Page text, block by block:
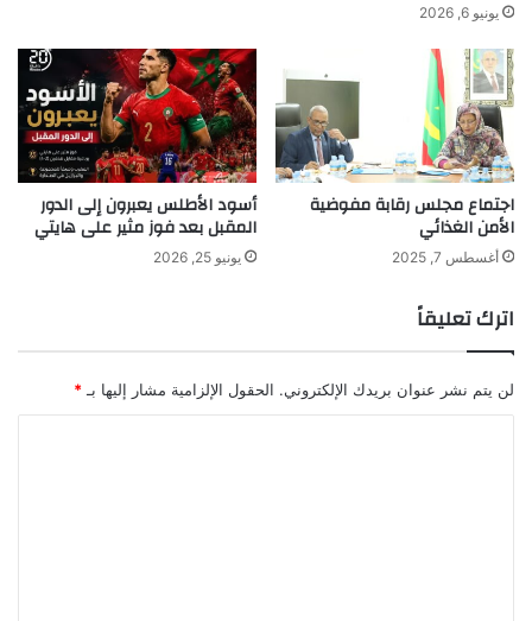
يونيو 6, 2026
اجتماع مجلس رقابة مفوضية
الأمن الغذائي
أغسطس 7, 2025
أسود الأطلس يعبرون إلى الدور
المقبل بعد فوز مثير على هايتي
يونيو 25, 2026
اترك تعليقاً
لن يتم نشر عنوان بريدك الإلكتروني. الحقول الإلزامية مشار إليها بـ *